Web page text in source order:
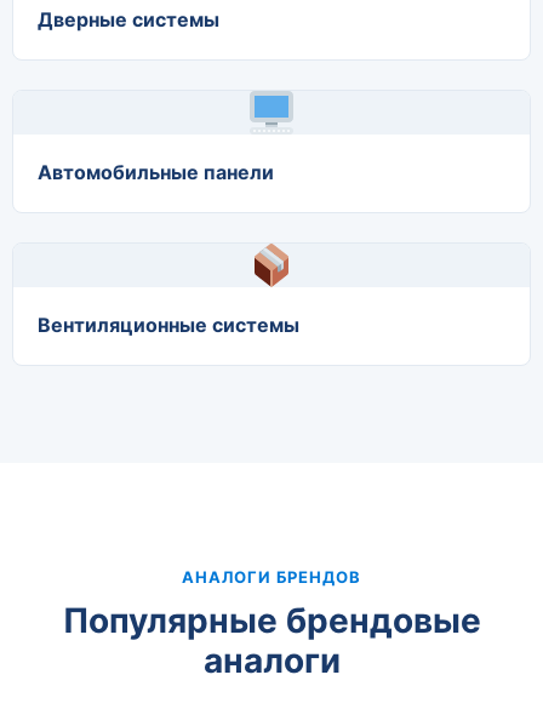
Дверные системы
Автомобильные панели
Вентиляционные системы
АНАЛОГИ БРЕНДОВ
Популярные брендовые
аналоги